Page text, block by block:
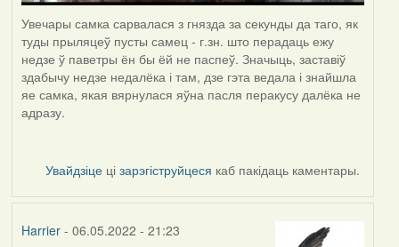
Увечары самка сарвалася з гнязда за секунды да таго, як
туды прыляцеў пусты самец - г.зн. што перадаць ежу
недзе ў паветры ён бы ёй не паспеў. Значыць, заставіў
здабычу недзе недалёка і там, дзе гэта ведала і знайшла
яе самка, якая вярнулася яўна пасля перакусу далёка не
адразу.
Увайдзіце цізарэгіструйцеся каб пакідаць каментары.
Harrier- 06.05.2022 - 21:23